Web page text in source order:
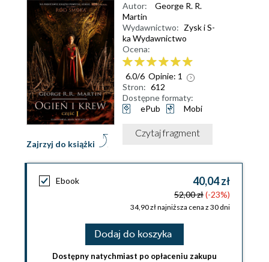
Zajrzyj do książki
Autor:
George R. R.
Martin
Wydawnictwo: Zysk i S-
ka Wydawnictwo
Ocena:
6.0/6 Opinie: 1
Stron: 612
Dostępne formaty:
ePub
Mobi
Czytaj fragment
Ebook 40,04 zł
52,00 zł(-23%)
34,90 zł najniższa cena z 30 dni
Dodaj do koszyka
Dostępny natychmiast po opłaceniu zakupu